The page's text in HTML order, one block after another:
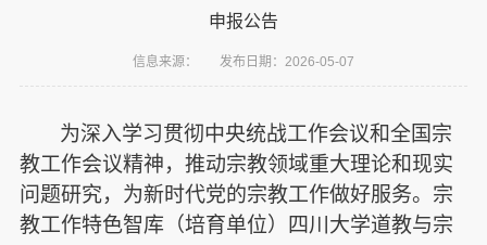
申报公告
信息来源： 发布日期：2026-05-07
为深入学习贯彻中央统战工作会议和全国宗
教工作会议精神，推动宗教领域重大理论和现实
问题研究，为新时代党的宗教工作做好服务。宗
教工作特色智库（培育单位）四川大学道教与宗